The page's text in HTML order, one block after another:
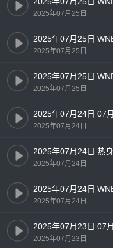
2025年07月25日
2025年07月25日
2025年07月25日
2025年07月24日
2025年07月24日
2025年07月24日
2025年07月23日